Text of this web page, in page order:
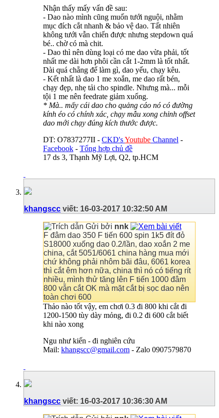
Nhận thấy mấy vấn đề sau:
- Dao nào mình cũng muốn tưới nguội, nhằm
mục đích cắt nhanh & bảo vệ dao. Tất nhiên
không tưới vẫn chiến được nhưng stepdown quá
bé.. chờ có mà chit.
- Dao thì nên dùng loại có me dao vừa phải, tốt
nhất me dài hơn phôi cần cắt 1-2mm là tốt nhất.
Dài quá chẵng để làm gì, dao yếu, chạy kêu.
- Kết nhất là dao 1 me xoắn, me dao rất bén,
chạy đẹp, nhẹ tải cho spindle. Nhưng mà... mỗi
tội 1 me nên feedrate giảm xuống.
* Mà.. mấy cái dao cho quảng cáo nó có đường
kính éo có chính xác, chạy mẫu xong chỉnh offset
dao mới chạy đúng kích thước được.
DT: O7837277II - CKD'sYoutube Channel -
Facebook - Tổng hợp chủ đề
17 ds 3, Thạnh Mỹ Lợi, Q2, tp.HCM
khangscc viết: 16-03-2017 10:32:50 AM
Gửi bởi nnk
F đâm dao 350 F tiến 600 spin 1k5 đít đỏ
S18000 xuống dao 0.2/lần, dao xoắn 2 me
china, cắt 5051/6061 china hàng mua mới
chứ không phải nhôm bãi đâu, 6061 korea
thì cắt êm hơn nữa, china thì nó có tiếng rít
nhiều, mình thử tăng lên F tiến 1000 đâm
800 vẫn cắt OK mà mặt cắt bị sọc dao nên
toàn chơi 600
Thảo nào tốt vậy, em chơi 0.3 đi 800 khi cắt đi
1200-1500 tùy dày mỏng, đi 0.2 đi 600 cắt biết
khi nào xong
Ngu như kiến - đi nghiên cứu
Mail: khangscc@gmail.com - Zalo 0907579870
khangscc viết: 16-03-2017 10:36:30 AM